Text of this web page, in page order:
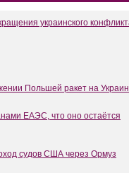
украинского
Польшей ракет на
ЕАЭС, что оно остаётся
судов США через Ормуз